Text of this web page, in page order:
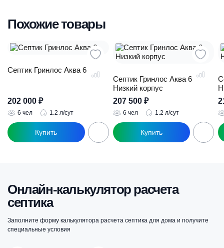
Похожие товары
Септик Гринлос Аква 6
202 000 ₽
6 чел 1.2 л/сут
Септик Гринлос Аква 6
Низкий корпус
207 500 ₽
6 чел 1.2 л/сут
Онлайн-калькулятор расчета
септика
Заполните форму калькулятора расчета септика для дома и получите
специальные условия